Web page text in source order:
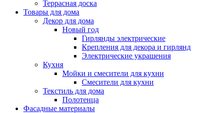
Террасная доска
Товары для дома
Декор для дома
Новый год
Гирлянды электрические
Крепления для декора и гирлянд
Электрические украшения
Кухня
Мойки и смесители для кухни
Смесители для кухни
Текстиль для дома
Полотенца
Фасадные материалы